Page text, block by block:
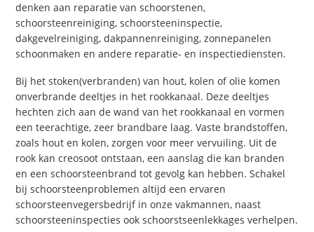
denken aan reparatie van schoorstenen,
schoorsteenreiniging, schoorsteeninspectie,
dakgevelreiniging, dakpannenreiniging, zonnepanelen
schoonmaken en andere reparatie- en inspectiediensten.
Bij het stoken(verbranden) van hout, kolen of olie komen
onverbrande deeltjes in het rookkanaal. Deze deeltjes
hechten zich aan de wand van het rookkanaal en vormen
een teerachtige, zeer brandbare laag. Vaste brandstoffen,
zoals hout en kolen, zorgen voor meer vervuiling. Uit de
rook kan creosoot ontstaan, een aanslag die kan branden
en een schoorsteenbrand tot gevolg kan hebben. Schakel
bij schoorsteenproblemen altijd een ervaren
schoorsteenvegersbedrijf in onze vakmannen, naast
schoorsteeninspecties ook schoorstseenlekkages verhelpen.